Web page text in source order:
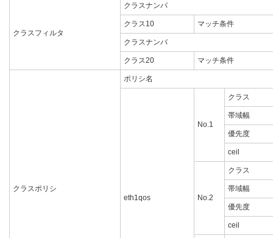
クラスフィルタ
クラスナンバ
クラス10 マッチ条件
クラスナンバ
クラス20 マッチ条件
クラスポリシ
ポリシ名
eth1qos
No.1
クラス
帯域幅
優先度
ceil
No.2
クラス
帯域幅
優先度
ceil